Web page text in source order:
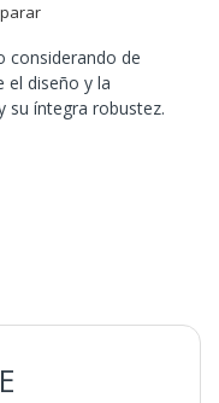
considerando de
el diseño y la
su íntegra robustez.